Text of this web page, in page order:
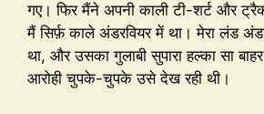
गए। फिर मैंने अपनी काली टी-शर्ट और
मैं सिर्फ़ काले अंडरवियर में था। मेरा लंड
था, और उसका गुलाबी सुपारा हल्का सा
आरोही चुपके-चुपके उसे देख रही थी।